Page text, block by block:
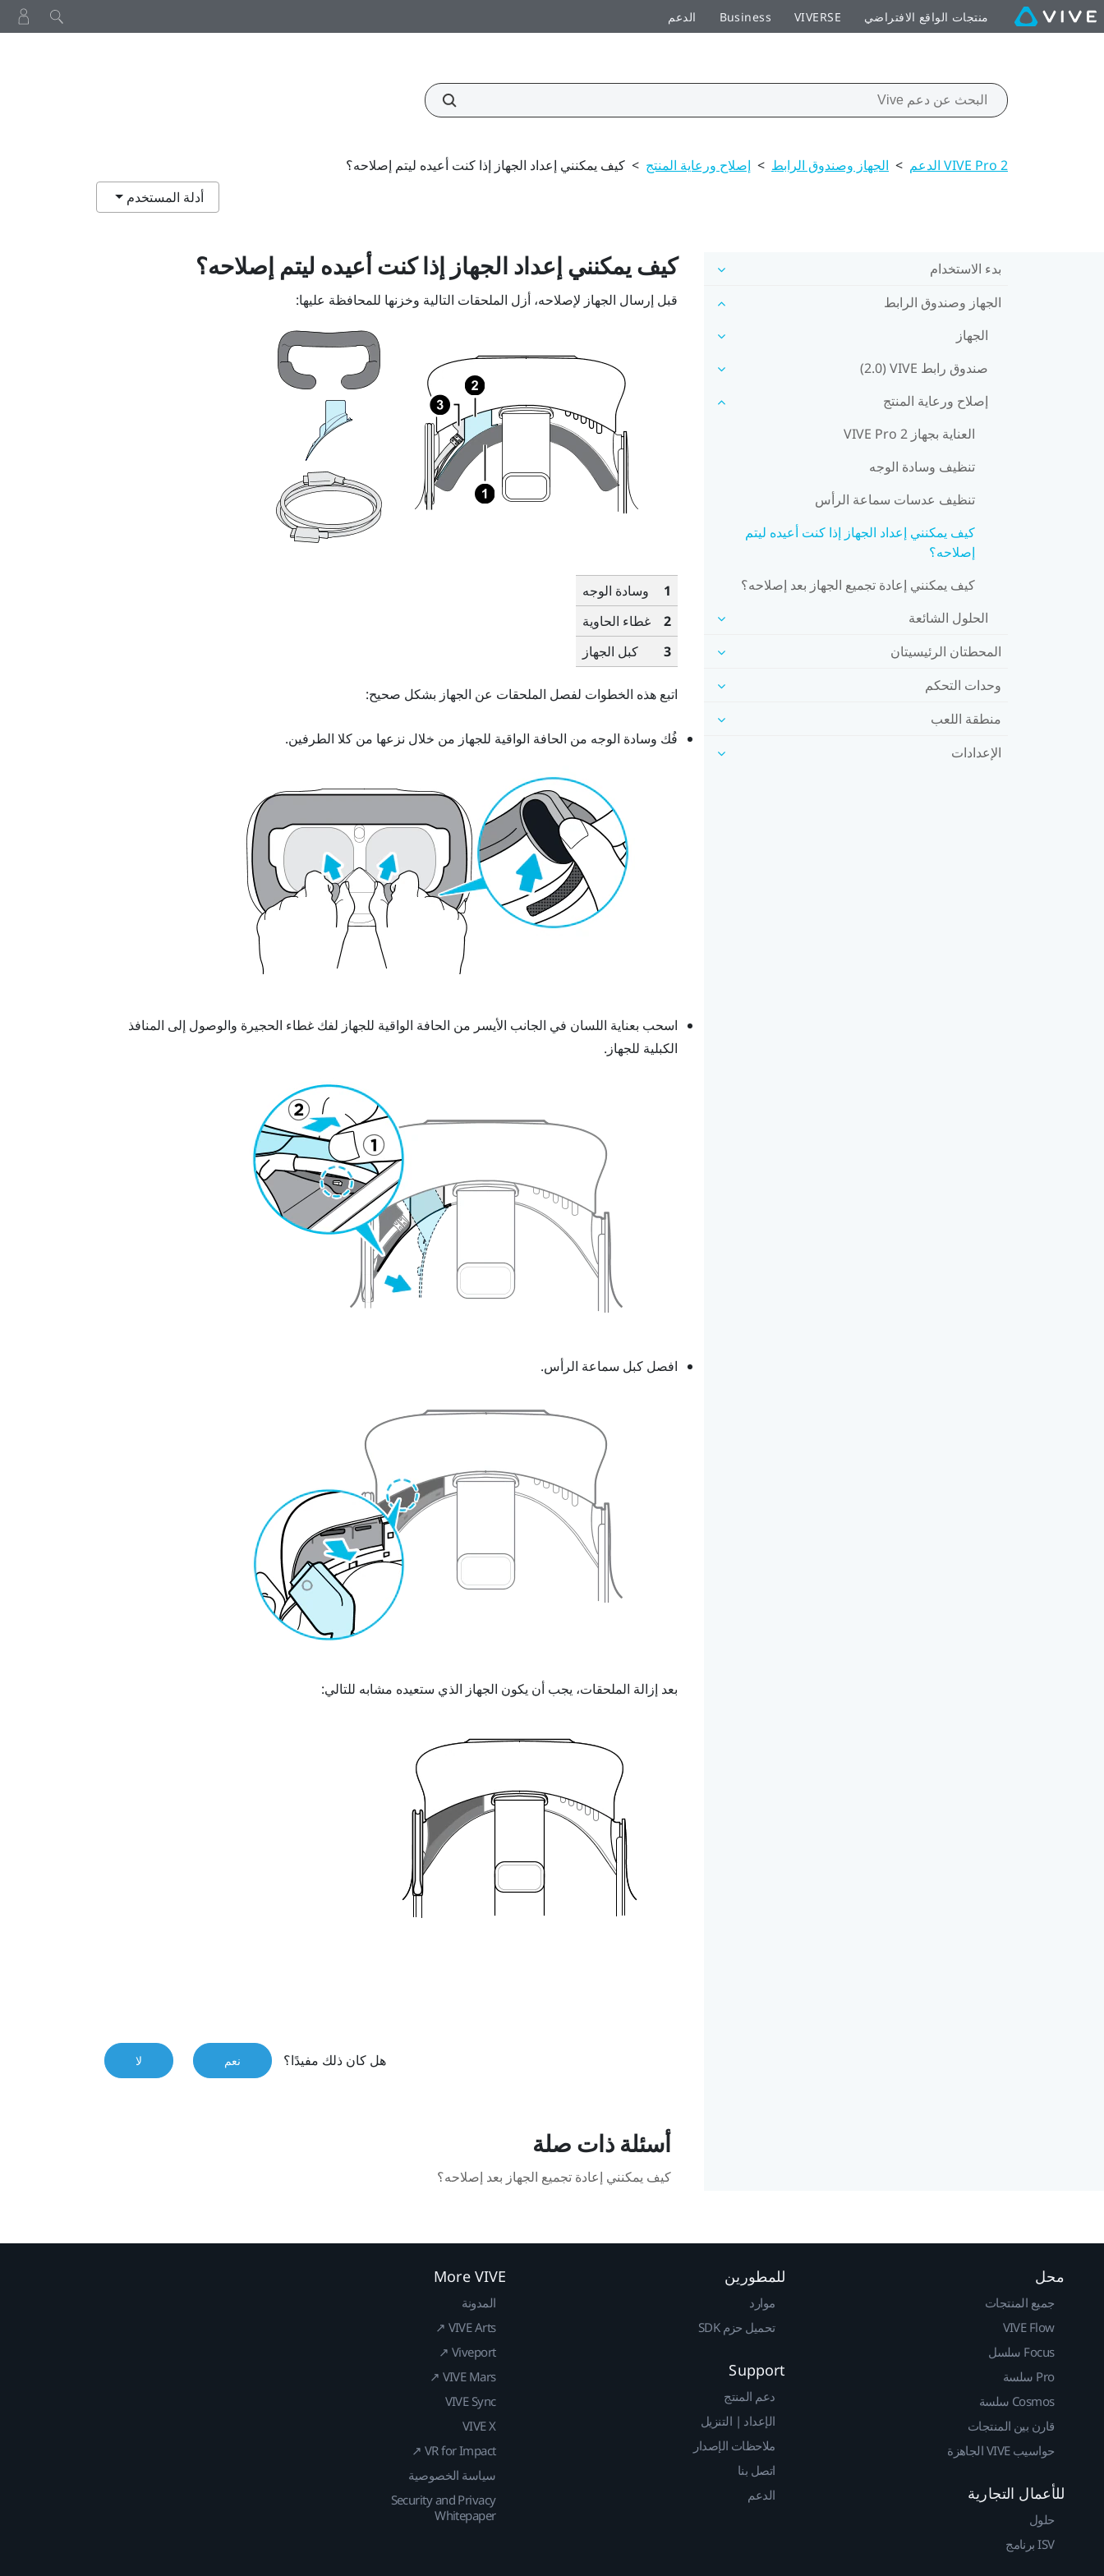
منتجات الواقع الافتراضي VIVERSE
Business الدعم
VIVE Pro 2 الدعم > الجهاز وصندوق الرابط > إصلاح ورعاية المنتج > كيف يمكنني إعداد الجهاز إذا كنت أعيده ليتم إصلاحه؟
أدلة المستخدم
بدء الاستخدام
الجهاز وصندوق الرابط
الجهاز
صندوق رابط VIVE ‏(2.0)
إصلاح ورعاية المنتج
العناية بجهاز VIVE Pro 2
تنظيف وسادة الوجه
تنظيف عدسات سماعة الرأس
كيف يمكنني إعداد الجهاز إذا كنت أعيده ليتم
إصلاحه؟
كيف يمكنني إعادة تجميع الجهاز بعد إصلاحه؟
الحلول الشائعة
المحطتان الرئيسيتان
وحدات التحكم
منطقة اللعب
الإعدادات
كيف يمكنني إعداد الجهاز إذا كنت أعيده ليتم إصلاحه؟
قبل إرسال الجهاز لإصلاحه، أزل الملحقات التالية وخزنها للمحافظة عليها:
1
وسادة الوجه
2
غطاء الحاوية
3
كبل الجهاز
اتبع هذه الخطوات لفصل الملحقات عن الجهاز بشكل صحيح:
فُك وسادة الوجه من الحافة الواقية للجهاز من خلال نزعها من كلا الطرفين.
اسحب بعناية اللسان في الجانب الأيسر من الحافة الواقية للجهاز لفك غطاء الحجيرة والوصول إلى المنافذ
الكبلية للجهاز.
افصل كبل سماعة الرأس.
بعد إزالة الملحقات، يجب أن يكون الجهاز الذي ستعيده مشابه للتالي:
هل كان ذلك مفيدًا؟ نعم لا
أسئلة ذات صلة
كيف يمكنني إعادة تجميع الجهاز بعد إصلاحه؟
محل
جميع المنتجات
VIVE Flow
Focus سلسل
Pro سلسة
Cosmos سلسة
قارن بين المنتجات
حواسيب VIVE الجاهزة
للأعمال التجارية
حلول
ISV برنامج
للمطورين
موارد
تحميل حزم SDK
Support
دعم المنتج
الإعداد | التنزيل
ملاحظات الإصدار
اتصل بنا
الدعم
More VIVE
المدونة
VIVE Arts ↗
Viveport ↗
VIVE Mars ↗
VIVE Sync
VIVE X
VR for Impact ↗
سياسة الخصوصية
Security and Privacy
Whitepaper